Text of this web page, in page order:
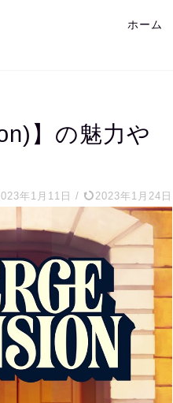
ホーム
】の魅力や
年1月11日 / 2023年1月24日